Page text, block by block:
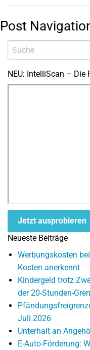
Post
NEU: IntelliScan – Die
Jetzt ausprobieren
Neueste Beiträge
Werbungskosten
Kosten anerkennt
Kindergeld trotz
der 20-Stunden-
Juli 2026
Unterhalt an
E-Auto-Förderung: